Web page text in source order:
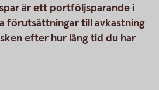
är ett portföljsparande i
förutsättningar till avkastning
efter hur lång tid du har